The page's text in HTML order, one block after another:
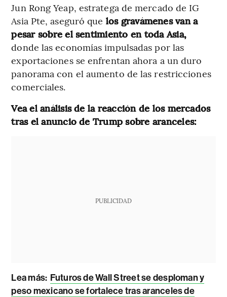
Jun Rong Yeap, estratega de mercado de IG
Asia Pte, aseguró que los gravámenes van a
pesar sobre el sentimiento en toda Asia,
donde las economías impulsadas por las
exportaciones se enfrentan ahora a un duro
panorama con el aumento de las restricciones
comerciales.
Vea el análisis de la reacción de los mercados
tras el anuncio de Trump sobre aranceles:
PUBLICIDAD
Lea más: Futuros de Wall Street se desploman y
peso mexicano se fortalece tras aranceles de